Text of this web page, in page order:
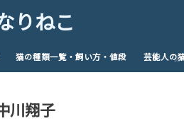
りねこ
猫の種類一覧・飼い方・値段 芸能人の
川翔子